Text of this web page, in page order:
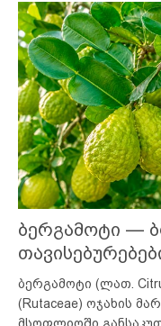
ბერგამოტი —
ბერგამოტი (ლათ.
(Rutaceae) ოჯახის
მსოფლიოში